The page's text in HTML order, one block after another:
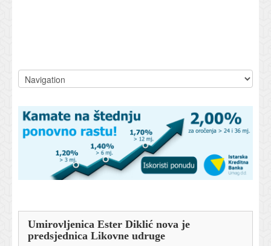
Umirovljenica Ester Diklić nova je
predsjednica Likovne udruge